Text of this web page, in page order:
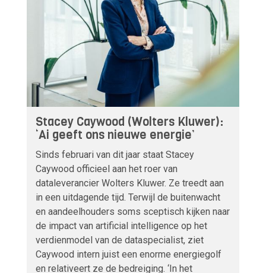
Stacey Caywood (Wolters Kluwer):
‘Ai geeft ons nieuwe energie’
Sinds februari van dit jaar staat Stacey
Caywood officieel aan het roer van
dataleverancier Wolters Kluwer. Ze treedt aan
in een uitdagende tijd. Terwijl de buitenwacht
en aandeelhouders soms sceptisch kijken naar
de impact van artificial intelligence op het
verdienmodel van de dataspecialist, ziet
Caywood intern juist een enorme energiegolf
en relativeert ze de bedreiging. ‘In het